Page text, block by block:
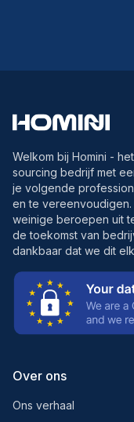
Welkom bij Homini -
sourcing bedrijf met
je volgende
en te
weinige beroepen uit
de toekomst van
dankbaar dat we dit
Over ons
Ons verhaal